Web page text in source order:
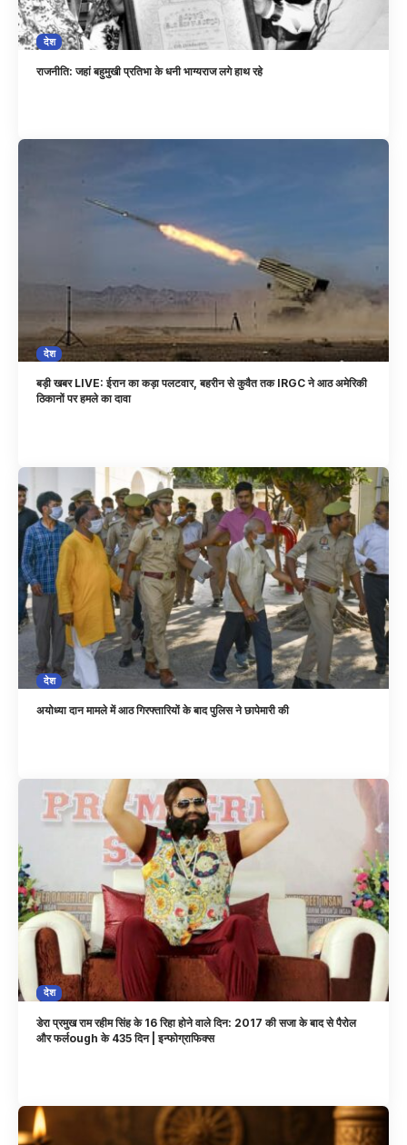
देश
राजनीति: जहां बहुमुखी प्रतिभा के धनी भाग्यराज लगे हाथ रहे
देश
बड़ी खबर LIVE: ईरान का कड़ा पलटवार, बहरीन से कुवैत तक IRGC ने आठ अमेरिकी
ठिकानों पर हमले का दावा
देश
अयोध्या दान मामले में आठ गिरफ्तारियों के बाद पुलिस ने छापेमारी की
देश
डेरा प्रमुख राम रहीम सिंह के 16 रिहा होने वाले दिन: 2017 की सजा के बाद से पैरोल
और फर्लough के 435 दिन | इन्फोग्राफिक्स